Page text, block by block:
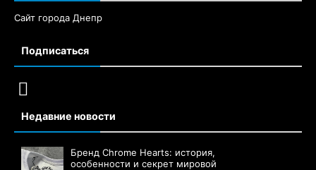
Сайт города Днепр
Подписаться
Недавние новости
Бренд Chrome Hearts: история,
особенности и секрет мировой